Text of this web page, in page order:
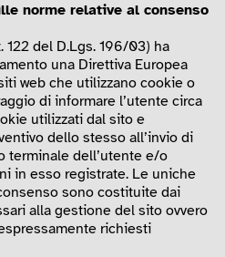
norme relative al consenso
122 del D.Lgs. 196/03) ha
una Direttiva Europea
web che utilizzano cookie o
di informare l’utente circa
utilizzati dal sito e
dello stesso all’invio di
terminale dell’utente e/o
in esso registrate. Le uniche
sono costituite dai
alla gestione del sito ovvero
richiesti